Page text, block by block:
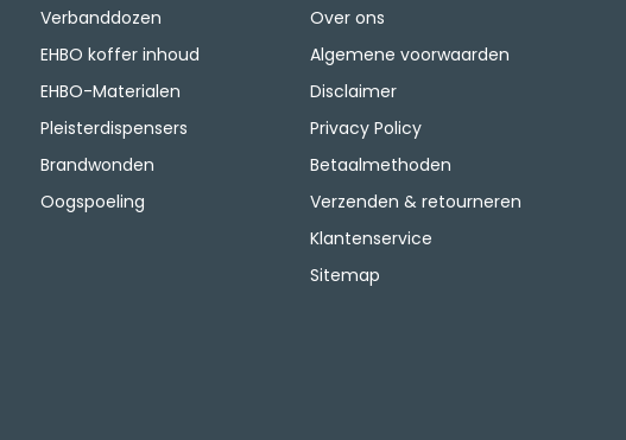
Verbanddozen
EHBO koffer inhoud
EHBO-Materialen
Pleisterdispensers
Brandwonden
Oogspoeling
Over ons
Algemene voorwaarden
Disclaimer
Privacy Policy
Betaalmethoden
Verzenden & retourneren
Klantenservice
Sitemap